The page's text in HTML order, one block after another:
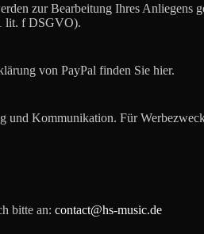
zur Bearbeitung Ihres Anliegens
lit. f DSGVO).
von PayPal finden Sie hier.
und Kommunikation. Für
bitte an: contact@hs-music.de